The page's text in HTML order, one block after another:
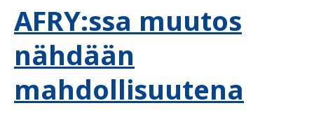
AFRY:ssa muutos
nähdään
mahdollisuutena